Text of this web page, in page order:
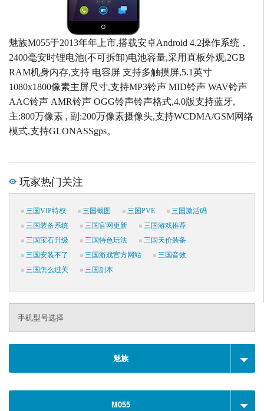
魅族M055于2013年年上市,搭载安卓Android 4.2操作系统，
2400毫安时锂电池(不可拆卸)电池容量,采用直板外观,2GB
RAM机身内存,支持 电容屏 支持多触摸屏,5.1英寸
1080x1800像素主屏尺寸,支持MP3铃声 MID铃声 WAV铃声
AAC铃声 AMR铃声 OGG铃声铃声格式,4.0版支持蓝牙,
主:800万像素 , 副:200万像素摄像头,支持WCDMA/GSM网络
模式,支持GLONASSgps。
玩家热门关注
三国VIP特权 三国截图 三国PVE
三国激活码
三国装备系统
三国官网更新
三国游戏推荐
三国宝石升级
三国特色玩法
三国天价装备
三国安装不了
三国游戏官方网站
三国音效
三国怎么过关
三国副本
手机型号选择
魅族
M055